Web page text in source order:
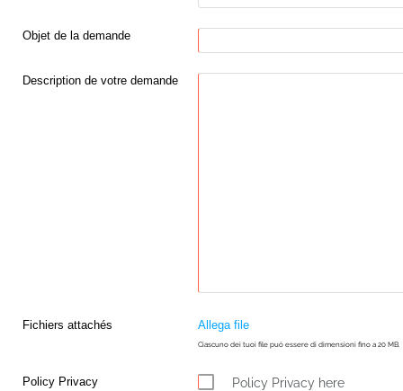
Objet de la demande
Description de votre demande
Fichiers attachés Allega file
Ciascuno dei tuoi file può essere di dimensioni fino a 20 MB.
Policy Privacy Policy Privacy here